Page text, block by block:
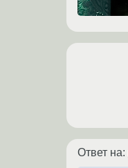
Ответ на: